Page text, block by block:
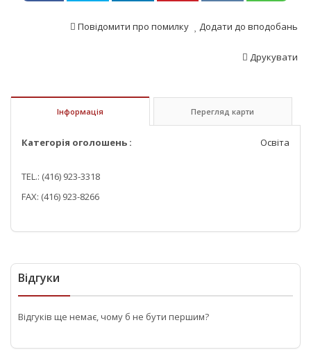
Додати до вподобань
Повідомити про помилку
Друкувати
Інформація Перегляд карти
Категорія оголошень : Освіта
TEL.: (416) 923-3318
FAX: (416) 923-8266
Відгуки
Відгуків ще немає, чому б не бути першим?